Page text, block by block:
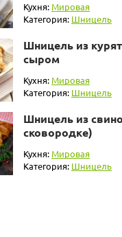
Кухня: Мировая
Категория: Шницель
Шницель из
сыром
Кухня: Мировая
Категория: Шницель
Шницель из
сковородке)
Кухня: Мировая
Категория: Шницель